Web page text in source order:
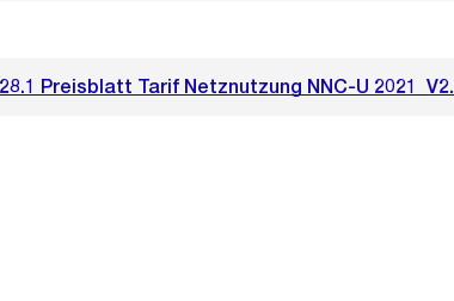
Preisblatt Tarif Netznutzung NNC-U